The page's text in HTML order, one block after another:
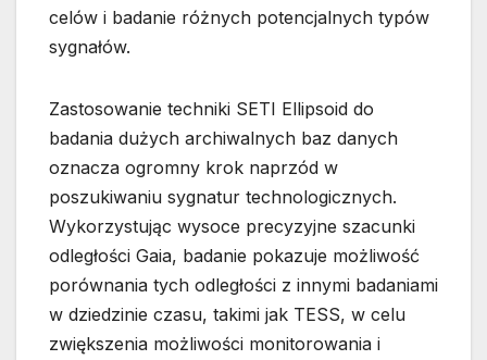
celów i badanie różnych potencjalnych typów
sygnałów.
Zastosowanie techniki SETI Ellipsoid do
badania dużych archiwalnych baz danych
oznacza ogromny krok naprzód w
poszukiwaniu sygnatur technologicznych.
Wykorzystując wysoce precyzyjne szacunki
odległości Gaia, badanie pokazuje możliwość
porównania tych odległości z innymi badaniami
w dziedzinie czasu, takimi jak TESS, w celu
zwiększenia możliwości monitorowania i